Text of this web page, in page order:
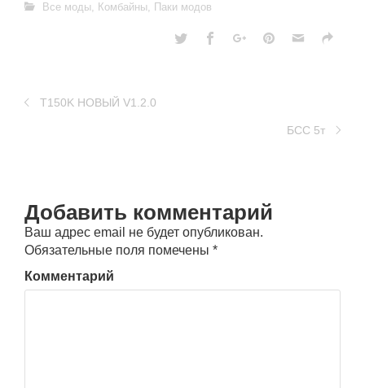
Все моды, Комбайны, Паки модов
T150K НОВЫЙ V1.2.0
БСС 5т
Добавить комментарий
Ваш адрес email не будет опубликован.
Обязательные поля помечены *
Комментарий